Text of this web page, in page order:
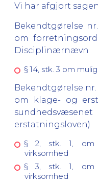
Vi har afgjort
Bekendtgørelse
om
Disciplinærnævn
§ 14, stk. 3 om
Bekendtgørelse nr.
om klage- og
erstatningsloven)
§ 2, stk. 1, om
virksomhed
§ 3, stk. 1, om
virksomhed